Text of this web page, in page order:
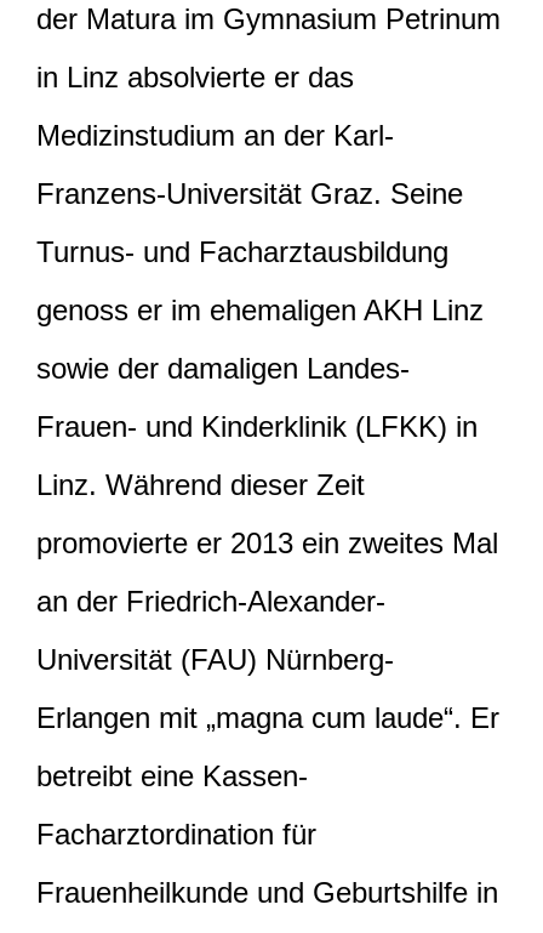
der Matura im Gymnasium Petrinum
in Linz absolvierte er das
Medizinstudium an der Karl-
Franzens-Universität Graz. Seine
Turnus- und Facharztausbildung
genoss er im ehemaligen AKH Linz
sowie der damaligen Landes-
Frauen- und Kinderklinik (LFKK) in
Linz. Während dieser Zeit
promovierte er 2013 ein zweites Mal
an der Friedrich-Alexander-
Universität (FAU) Nürnberg-
Erlangen mit „magna cum laude“. Er
betreibt eine Kassen-
Facharztordination für
Frauenheilkunde und Geburtshilfe in